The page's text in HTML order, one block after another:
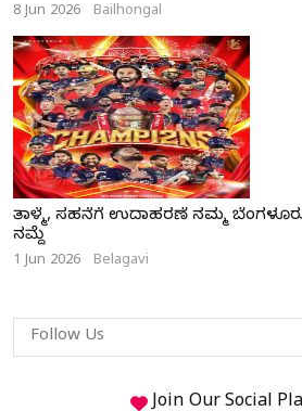
8 Jun 2026 Bailhongal
ತಾಳ್ಮೆ, ಸಹನೆಗೆ ಉದಾಹರಣೆ ನಮ್ಮ
ನಮ್ದೆ
1 Jun 2026 Belagavi
Follow Us
Join Our Social